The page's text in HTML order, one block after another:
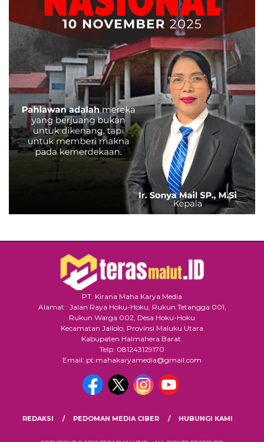
PT. Kirana Maha Karya Media
Alamat : Jalan Raya Hoku-Hoku, Rukun Tetangga 001,
Rukun Warga 002, Desa Hoku-Hoku
Kecamatan Jailolo, Provinsi Maluku Utara
Kabupaten Halmahera Barat.
Telp: 081243129170
Email: pt.mahakaryamedia@gmail.com
REDAKSI PEDOMAN MEDIA CIBER HUBUNGI KAMI